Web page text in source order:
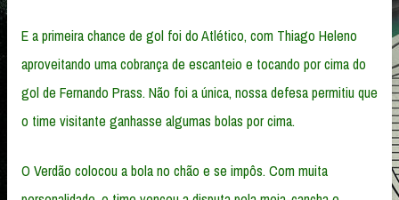
E a primeira chance de gol foi do Atlético, com Thiago Heleno
aproveitando uma cobrança de escanteio e tocando por cima do
gol de Fernando Prass. Não foi a única, nossa defesa permitiu que
o time visitante ganhasse algumas bolas por cima.
O Verdão colocou a bola no chão e se impôs. Com muita